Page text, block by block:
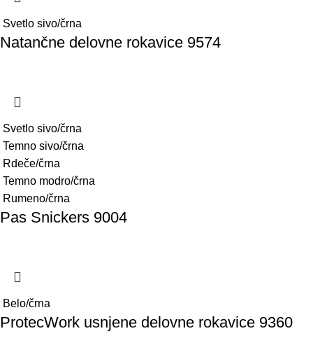
Svetlo sivo/črna
Natančne delovne rokavice 9574
Svetlo sivo/črna
Temno sivo/črna
Rdeče/črna
Temno modro/črna
Rumeno/črna
Pas Snickers 9004
Belo/črna
ProtecWork usnjene delovne rokavice 9360